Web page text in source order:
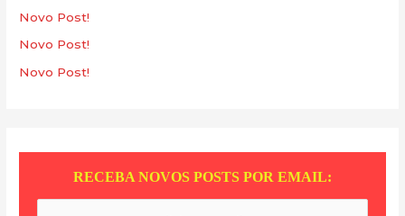
rNovo Post!
Novo Post!
Novo Post!
RECEBA NOVOS POSTS POR EMAIL: